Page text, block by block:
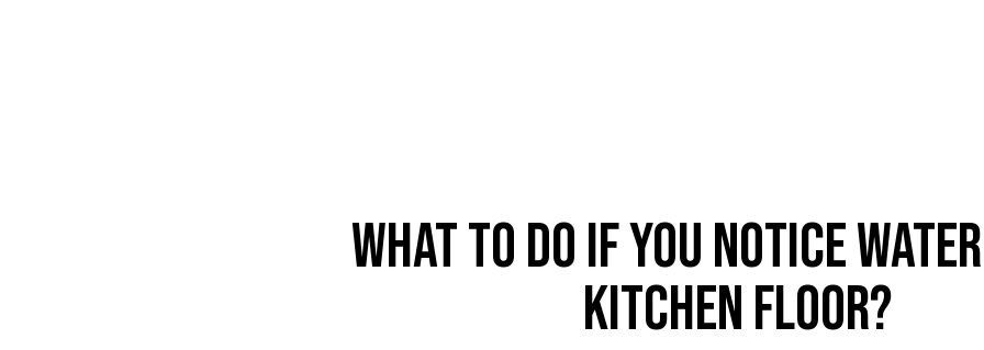
WHAT TO DO IF YOU NOTICE
KITCHEN FLOOR?